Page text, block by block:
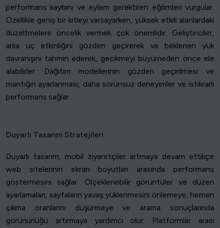
performans kaybını ve eylem gerektiren eğilimleri vurgular.
Özellikle geniş bir kitleyi varsayarken, yüksek etkili alanlardaki
düzeltmelere öncelik vermek çok önemlidir. Geliştiriciler,
arka uç etkinliğini gözden geçirerek ve beklenen yük
davranışını tahmin ederek, gecikmeyi büyümeden önce ele
alabilirler. Dağıtım modellerinin gözden geçirilmesi ve
mantığın ayarlanması, daha sorunsuz deneyimler ve istikrarlı
performans sağlar.
Duyarlı Tasarım Stratejileri
Duyarlı tasarım, mobil ziyaretçiler artmaya devam ettikçe
web sitelerinin ekran boyutları arasında performans
göstermesini sağlar. Ölçeklenebilir görüntüler ve düzen
ayarlamaları, sayfaların yavaş yüklenmesini önlemeye, hemen
çıkma oranlarını düşürmeye ve arama sonuçlarında
görünürlüğü artırmaya yardımcı olur. Platformlar arası